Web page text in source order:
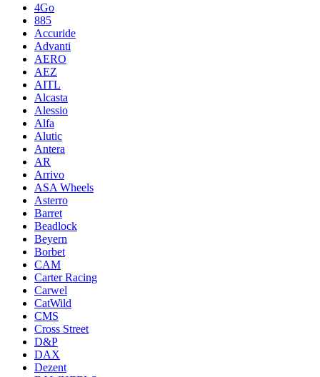
4Go
885
Accuride
Advanti
AERO
AEZ
AITL
Alcasta
Alessio
Alfa
Alutic
Antera
AR
Arrivo
ASA Wheels
Asterro
Barret
Beadlock
Beyern
Borbet
CAM
Carter Racing
Carwel
CatWild
CMS
Cross Street
D&P
DAX
Dezent